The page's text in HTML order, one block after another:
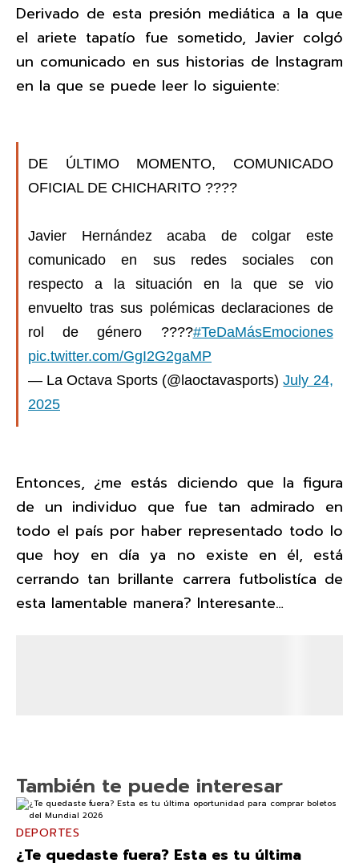
Derivado de esta presión mediática a la que
el ariete tapatío fue sometido, Javier colgó
un comunicado en sus historias de Instagram
en la que se puede leer lo siguiente:
DE ÚLTIMO MOMENTO, COMUNICADO
OFICIAL DE CHICHARITO ????
Javier Hernández acaba de colgar este
comunicado en sus redes sociales con
respecto a la situación en la que se vio
envuelto tras sus polémicas declaraciones de
rol de género ????#TeDaMásEmociones
pic.twitter.com/GgI2G2gaMP
— La Octava Sports (@laoctavasports)July 24,
2025
Entonces, ¿me estás diciendo que la figura
de un individuo que fue tan admirado en
todo el país por haber representado todo lo
que hoy en día ya no existe en él, está
cerrando tan brillante carrera futbolistíca de
esta lamentable manera? Interesante…
También te puede interesar
DEPORTES
¿Te quedaste fuera? Esta es tu última